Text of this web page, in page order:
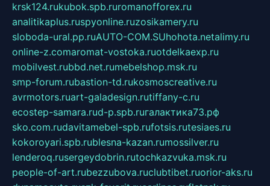
krsk124.rukubok.spb.ruromanofforex.ru
analitikaplus.ruspyonline.ruzosikamery.ru
sloboda-ural.pp.ruAUTO-COM.SUhohota.netalimy.ru
online-z.comaromat-vostoka.ruotdelkaexp.ru
mobilvest.rubbd.net.rumebelshop.msk.ru
smp-forum.rubastion-td.rukosmoscreative.ru
avrmotors.ruart-galadesign.rutiffany-c.ru
ecostep-samara.rud-p.spb.ruгалактика73.рф
sko.com.rudavitamebel-spb.rufotsis.rutesiaes.ru
kokoroyari.spb.rublesna-kazan.rumossilver.ru
lenderoq.rusergeydobrin.rutochkazvuka.msk.ru
people-of-art.rubezzubova.ruclubtibet.ruorior-aks.ru